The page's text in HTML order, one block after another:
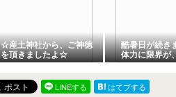
☆産土神社から、ご神徳
を頂きましたよ☆
酷暑日が続き
体力に限界が
LINEする
はてブする